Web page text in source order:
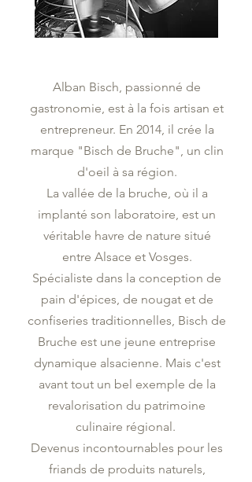
Alban Bisch, passionné de
gastronomie, est à la fois artisan et
entrepreneur. En 2014, il crée la
marque "Bisch de Bruche", un clin
d'oeil à sa région.
La vallée de la bruche, où il a
implanté son laboratoire, est un
véritable havre de nature situé
entre Alsace et Vosges.
Spécialiste dans la conception de
pain d'épices, de nougat et de
confiseries traditionnelles, Bisch de
Bruche est une jeune entreprise
dynamique alsacienne. Mais c'est
avant tout un bel exemple de la
revalorisation du patrimoine
culinaire régional.
Devenus incontournables pour les
friands de produits naturels,